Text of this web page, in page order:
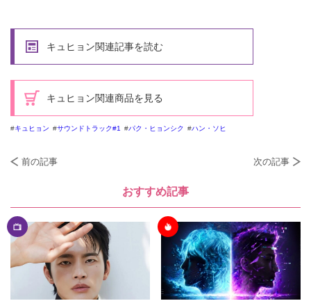
キュヒョン関連記事を読む
キュヒョン関連商品を見る
キュヒョン サウンドトラック#1 パク・ヒョンシク ハン・ソヒ
前の記事 次の記事
おすすめ記事